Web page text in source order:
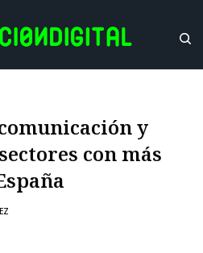
y
con más